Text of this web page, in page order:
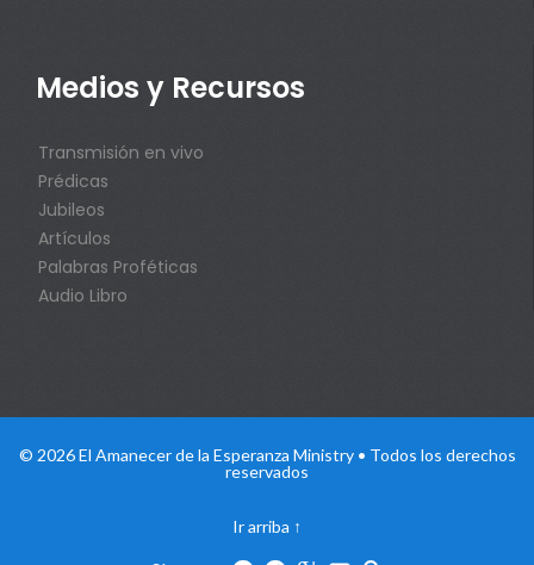
Medios y Recursos
Transmisión en vivo
Prédicas
Jubileos
Artículos
Palabras Proféticas
Audio Libro
© 2026 El Amanecer de la Esperanza Ministry • Todos los derechos
reservados
Ir arriba ↑